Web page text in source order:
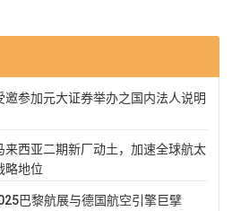
邀参加元大证券举办之国内法人说明
来西亚二期新厂动土，加速全球航太
略地位
巴黎航展与德国航空引擎巨擘